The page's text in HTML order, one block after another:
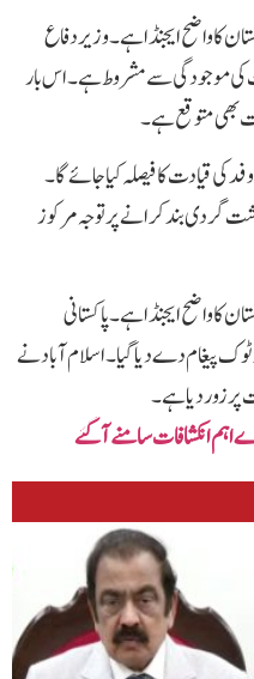
کا واضح ایجنڈا ہے۔وزیر دفاع
کی موجودگی سے مشروط ہے۔ اس بار
بھی متوقع ہے۔
کی قیادت کا فیصلہ کیا جائے گا۔
گردی بند کرانے پر توجہ مرکوز
واضح ایجنڈا ہے۔ پاکستانی
پیغام دے دیا گیا۔ اسلام آباد نے
زور دیا ہے۔
انکشافات سامنے آگئے